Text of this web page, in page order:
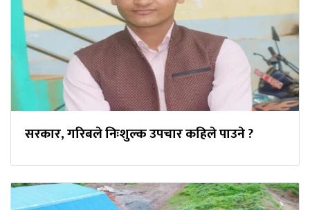
सरकार, गरिबले निःशुल्क उपचार कहिले पाउने ?